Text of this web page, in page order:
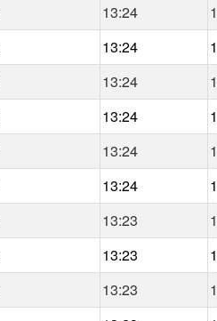
13:24
13:24
13:24
13:24
13:24
13:24
13:23
13:23
13:23